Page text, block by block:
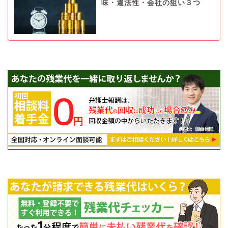
味・違法性・会社の狙い３つ